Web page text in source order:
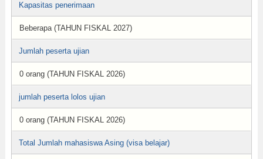
Kapasitas penerimaan
Beberapa (TAHUN FISKAL 2027)
Jumlah peserta ujian
0 orang (TAHUN FISKAL 2026)
jumlah peserta lolos ujian
0 orang (TAHUN FISKAL 2026)
Total Jumlah mahasiswa Asing (visa belajar)